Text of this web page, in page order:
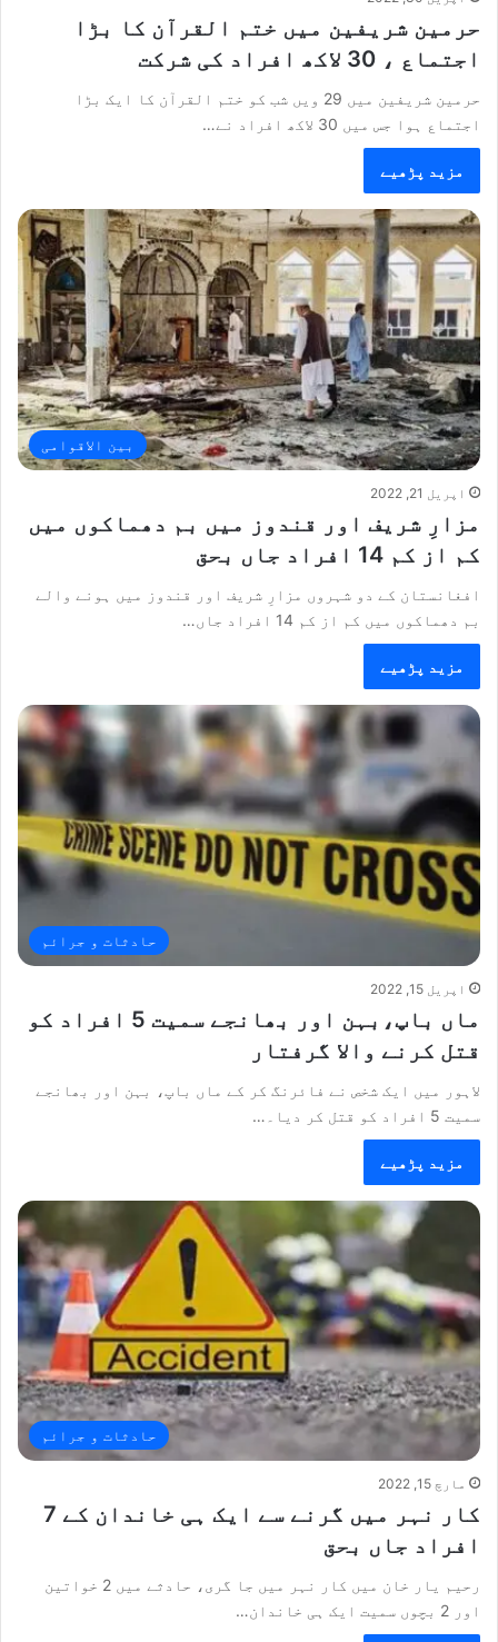
حرمین شریفین میں ختم القرآن کا بڑا
اجتماع ، 30 لاکھ افراد کی شرکت
حرمین شریفین میں 29 ویں شب کو ختم القرآن کا ایک بڑا
اجتماع ہوا جس میں 30 لاکھ افراد نے…
مزید پڑھیے
بین الاقوامی
اپریل 21, 2022
مزارِ شریف اور قندوز میں بم دھماکوں میں
کم از کم 14 افراد جاں بحق
افغانستان کے دو شہروں مزارِ شریف اور قندوز میں ہونے والے
بم دھماکوں میں کم از کم 14 افراد جاں…
مزید پڑھیے
حادثات و جرائم
اپریل 15, 2022
ماں باپ،بہن اور بھانجے سمیت 5 افراد کو
قتل کرنے والا گرفتار
لاہور میں ایک شخص نے فائرنگ کر کے ماں باپ، بہن اور بھانجے
سمیت 5 افراد کو قتل کر دیا۔…
مزید پڑھیے
حادثات و جرائم
مارچ 15, 2022
کار نہر میں گرنے سے ایک ہی خاندان کے 7
افراد جاں بحق
رحیم یار خان میں کار نہر میں جا گری، حادثے میں 2 خواتین
اور 2 بچوں سمیت ایک ہی خاندان…